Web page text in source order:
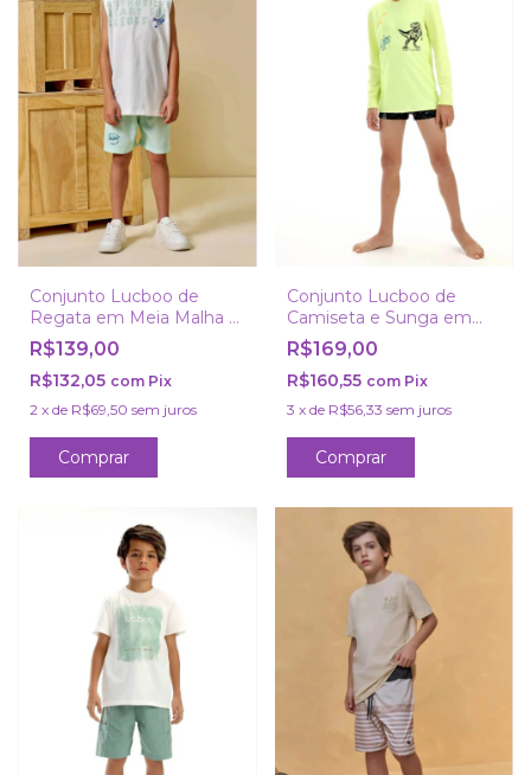
Conjunto Lucboo de
Regata em Meia Malha e
Bermuda com Elastano
R$139,00
R$132,05 com Pix
2 x de R$69,50 sem juros
Comprar
Conjunto Lucboo de
Camiseta e Sunga em
Malha UV Dry com
Preoteção UV 50+
R$169,00
R$160,55 com Pix
3 x de R$56,33 sem juros
Comprar